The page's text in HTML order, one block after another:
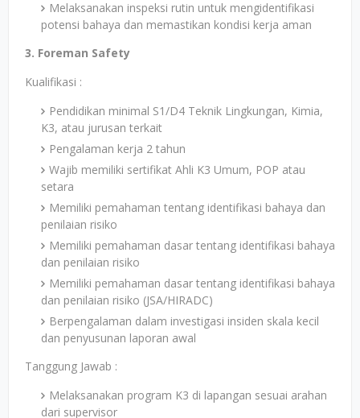
Melaksanakan inspeksi rutin untuk mengidentifikasi
potensi bahaya dan memastikan kondisi kerja aman
3. Foreman Safety
Kualifikasi :
Pendidikan minimal S1/D4 Teknik Lingkungan, Kimia,
K3, atau jurusan terkait
Pengalaman kerja 2 tahun
Wajib memiliki sertifikat Ahli K3 Umum, POP atau
setara
Memiliki pemahaman tentang identifikasi bahaya dan
penilaian risiko
Memiliki pemahaman dasar tentang identifikasi bahaya
dan penilaian risiko
Memiliki pemahaman dasar tentang identifikasi bahaya
dan penilaian risiko (JSA/HIRADC)
Berpengalaman dalam investigasi insiden skala kecil
dan penyusunan laporan awal
Tanggung Jawab :
Melaksanakan program K3 di lapangan sesuai arahan
dari supervisor